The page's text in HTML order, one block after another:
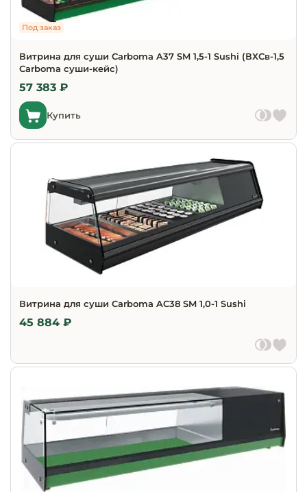
Витрина для суши Carboma A37 SM 1,5-1 Sushi (ВХСв-1,5
Carboma cуши-кейс)
Под заказ
57 383 ₽
Купить
Витрина для суши Carboma AC38 SM 1,0-1 Sushi
45 884 ₽